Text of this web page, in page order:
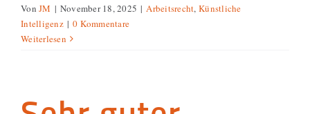
VonJM | November 18, 2025 | Arbeitsrecht, Künstliche
Intelligenz | 0 Kommentare
Weiterlesen